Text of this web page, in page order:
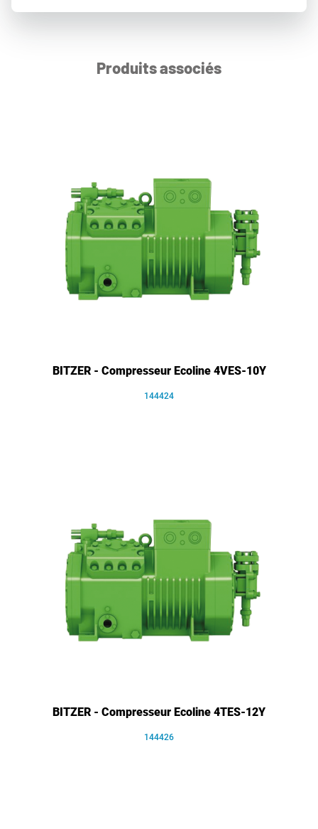
Produits associés
BITZER - Compresseur Ecoline 4VES-10Y
144424
BITZER - Compresseur Ecoline 4TES-12Y
144426